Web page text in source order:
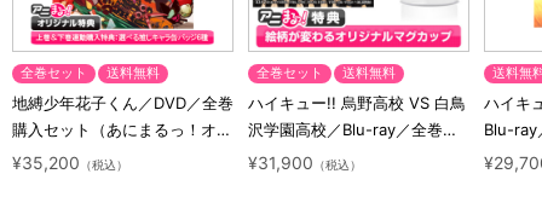
全巻セット 送料無料
地縛少年花子くん／DVD／全巻
購入セット（あにまるっ！オリ
ジナル特典付き・送料無料）
¥35,200 （税込）
全巻セット 送料無料
ハイキュー!! 烏野高校 VS 白鳥
沢学園高校／Blu-ray／全巻セ
ット（初回生産限定・アニまる
¥31,900 （税込）
送料無
ハイキ
Blu-ray
ト（初